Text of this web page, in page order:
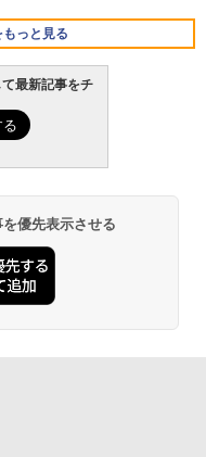
っと見る
最新記事をチ
優先表示させる